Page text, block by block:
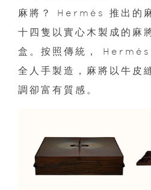
麻將？ Hermés 推出的
十四隻以實心木製成的麻
盒。按照傳統， Hermés
全人手製造，麻將以牛皮
調卻富有質感。